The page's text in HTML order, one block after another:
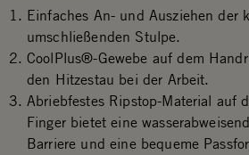
Einfaches An- und Ausziehen der
umschließenden Stulpe.
CoolPlus®-Gewebe auf dem
den Hitzestau bei der Arbeit.
Abriebfestes Ripstop-Material auf
Finger bietet eine
Barriere und eine bequeme